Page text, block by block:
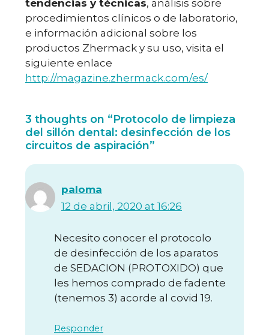
tendencias y técnicas, análisis sobre
procedimientos clínicos o de laboratorio,
e información adicional sobre los
productos Zhermack y su uso, visita el
siguiente enlace
http://magazine.zhermack.com/es/
3 thoughts on “Protocolo de limpieza
del sillón dental: desinfección de los
circuitos de aspiración”
paloma
12 de abril, 2020 at 16:26
Necesito conocer el protocolo
de desinfección de los aparatos
de SEDACION (PROTOXIDO) que
les hemos comprado de fadente
(tenemos 3) acorde al covid 19.
Responder